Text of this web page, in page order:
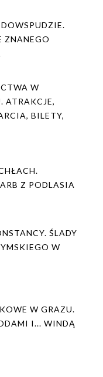
ZNANEGO
W
ATRAKCJE,
BILETY,
Z PODLASIA
ŚLADY
W
W GRAZU.
I... WINDĄ